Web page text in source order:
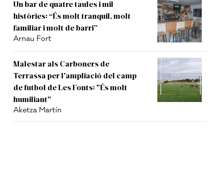
Un bar de quatre taules i mil
històries: “És molt tranquil, molt
familiar i molt de barri”
Arnau Fort
Malestar als Carboners de
Terrassa per l'ampliació del camp
de futbol de Les Fonts: "És molt
humiliant"
Aketza Martín